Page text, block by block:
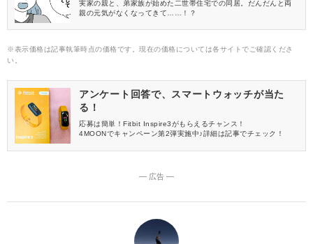
実家の親と、弟家族が始めた二世帯住宅での同居。だんだんと両
親の元気がなくなってきて……！？
※表示価格は記事執筆時点の価格です。現在の価格については各サイトでご確認くださ
い。
アンケート回答で、スマートウォッチが当た
る！
応募は簡単！Fitbit Inspire3がもらえるチャンス！
4MOONでキャンペーン第2弾実施中♪詳細は記事でチェック！
― 広告 ―